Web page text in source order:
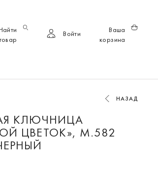
Войти
Ваша
корзина
НАЗАД
КЛЮЧНИЦА
ЦВЕТОК», М.582